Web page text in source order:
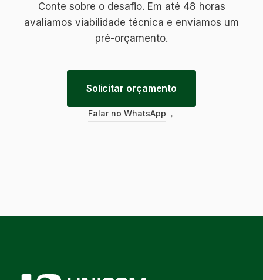
Conte sobre o desafio. Em até 48 horas
avaliamos viabilidade técnica e enviamos um
pré-orçamento.
Solicitar orçamento
Falar no WhatsApp→